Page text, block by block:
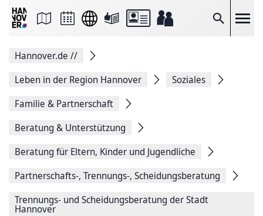
Suche
Seite
Facebook
teilen
Seitenlink
Seite
Hannover.de //
Leben in der Region Hannover
Soziales
Familie & Partnerschaft
Beratung & Unterstützung
Beratung für Eltern, Kinder und Jugendliche
Partnerschafts-, Trennungs-, Scheidungsberatung
Trennungs- und Scheidungsberatung der Stadt
Hannover